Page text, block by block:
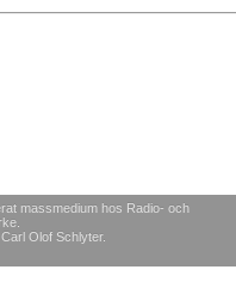
massmedium hos Radio- och
Olof Schlyter.